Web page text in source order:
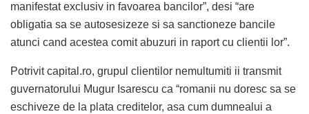
manifestat exclusiv in favoarea bancilor”, desi “are
obligatia sa se autosesizeze si sa sanctioneze bancile
atunci cand acestea comit abuzuri in raport cu clientii lor”.
Potrivit capital.ro, grupul clientilor nemultumiti ii transmit
guvernatorului Mugur Isarescu ca “romanii nu doresc sa se
eschiveze de la plata creditelor, asa cum dumnealui a